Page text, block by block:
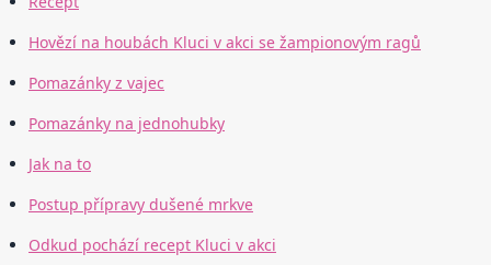
Hovězí na houbách Kluci v akci se žampionovým ragů
Pomazánky z vajec
Pomazánky na jednohubky
Jak na to
Postup přípravy dušené mrkve
Odkud pochází recept Kluci v akci